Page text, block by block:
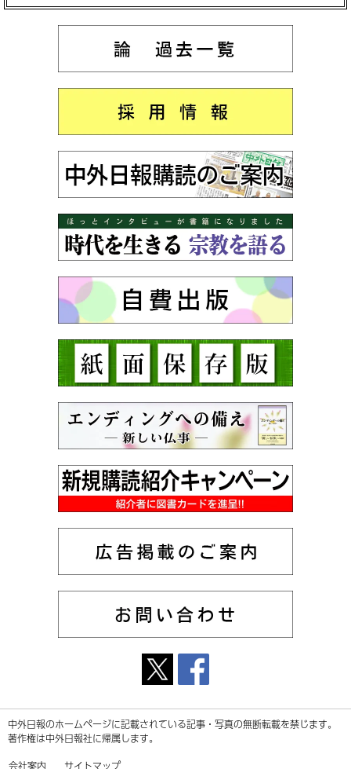
中外日報のホームページに記載されている記事・写真の無断転載を禁じます。
著作権は中外日報社に帰属します。
会社案内
サイトマップ